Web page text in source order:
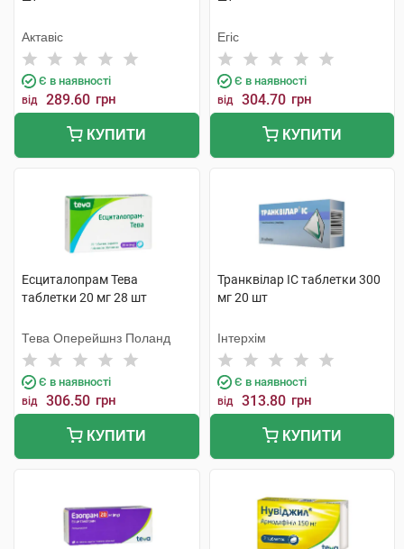
Актавіс
Є в наявності
від 289.60 грн
КУПИТИ
Егіс
Є в наявності
від 304.70 грн
КУПИТИ
Есциталопрам Тева
таблетки 20 мг 28 шт
Тева Оперейшнз Поланд
Є в наявності
від 306.50 грн
КУПИТИ
Транквілар IC таблетки 300
мг 20 шт
Інтерхім
Є в наявності
від 313.80 грн
КУПИТИ